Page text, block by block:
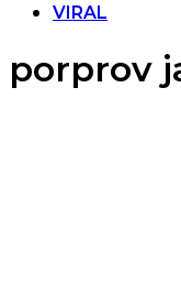
VIRAL
porprov